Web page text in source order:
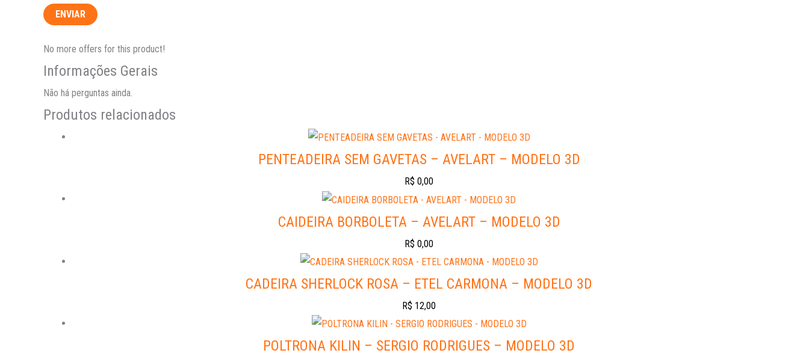
No more offers for this product!
Informações Gerais
Não há perguntas ainda.
Produtos relacionados
PENTEADEIRA SEM GAVETAS – AVELART – MODELO 3D
R$ 0,00
CAIDEIRA BORBOLETA – AVELART – MODELO 3D
R$ 0,00
CADEIRA SHERLOCK ROSA – ETEL CARMONA – MODELO 3D
R$ 12,00
POLTRONA KILIN – SERGIO RODRIGUES – MODELO 3D